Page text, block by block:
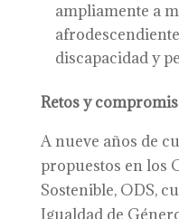
ampliamente a
discapacidad y
Retos y
A nueve años de
propuestos en los
Sostenible, ODS,
Igualdad de